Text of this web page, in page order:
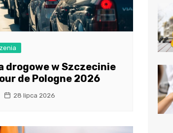
drogowe w Szczecinie
de Pologne 2026
28 lipca 2026